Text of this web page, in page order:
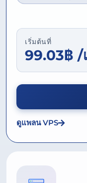
เริ่มต้นที่
99.03฿ /
ดูแพลน VPS